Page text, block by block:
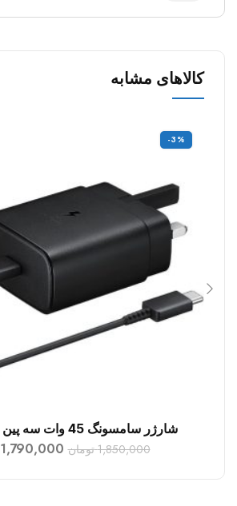
کالاهای مشابه
-3%
افزودن به سبد خریدشارژر سامسونگ 45 وات سه پین با کابل اصل
1,850,000 تومان 1,790,000